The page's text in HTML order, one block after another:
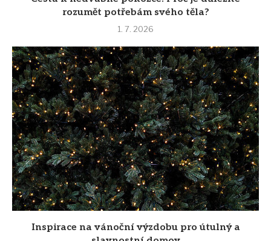
rozumět potřebám svého těla?
1. 7. 2026
Inspirace na vánoční výzdobu pro útulný a